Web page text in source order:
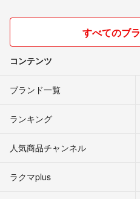
すべてのブ
コンテンツ
ブランド一覧
ランキング
人気商品チャンネル
ラクマplus